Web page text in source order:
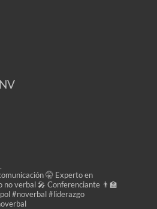
🤫 Experto en
no verbal 🎤 Conferenciante 👨‍🏫
#noverbal #liderazgo